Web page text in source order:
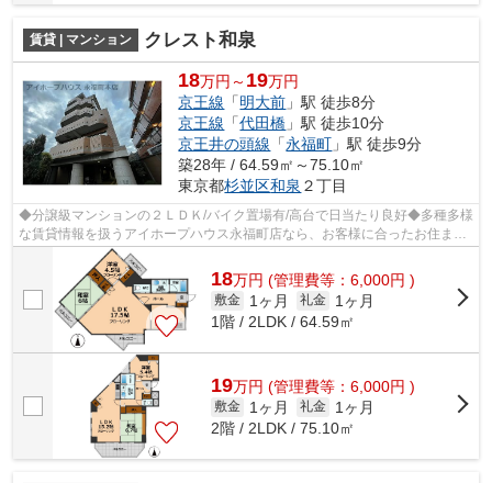
賃貸 | マンション クレスト和泉
18万円～ 19万円
京王線 「明大前 」駅 徒歩8分
京王線 「代田橋 」駅 徒歩10分
京王井の頭線 「永福町 」駅 徒歩9分
築28年 / 64.59㎡～75.10㎡
東京都杉並区和泉 ２丁目
◆分譲級マンションの２ＬＤＫ/バイク置場有/高台で日当たり良好◆多種多様
な賃貸情報を扱うアイホープハウス永福町店なら、お客様に合ったお住まい
がきっと見つかります。お電話03-3327...
18万円 (管理費等：6,000円 )
敷金 1ヶ月 礼金
1ヶ月
1階 / 2LDK / 64.59㎡
19万円 (管理費等：6,000円 )
敷金 1ヶ月 礼金
1ヶ月
2階 / 2LDK / 75.10㎡